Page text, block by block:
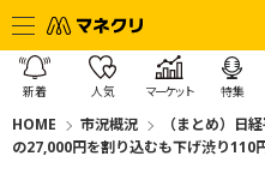
新着 人気 マーケット 特集
HOME 市況概況
（まとめ）日
の27,000円を割り込むも下げ渋り110